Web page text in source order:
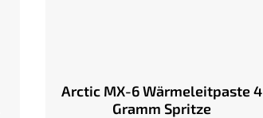
Arctic MX-6 Wärmeleitpaste 4
Gramm Spritze